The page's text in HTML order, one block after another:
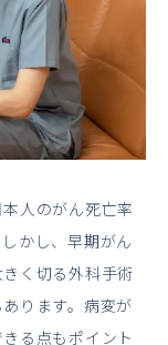
人のがん死亡率
かし、早期がん
く切る外科手術
ります。病変が
る点もポイント